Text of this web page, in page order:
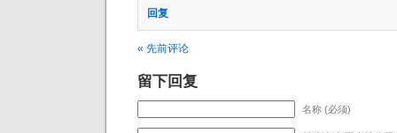
回复
« 先前评论
留下回复
名称 (必须)